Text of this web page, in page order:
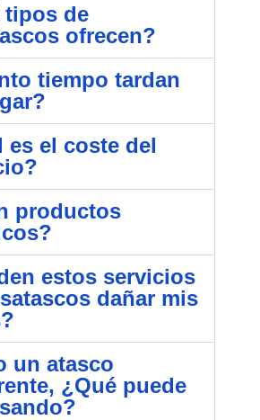
tipos de
ofrecen?
tiempo tardan
es el coste del
productos
estos servicios
dañar mis
un atasco
¿Qué puede